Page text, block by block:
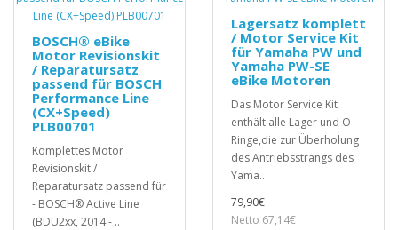
BOSCH® eBike
Motor Revisionskit
/ Reparatursatz
passend für BOSCH
Performance Line
(CX+Speed)
PLB00701
Komplettes Motor
Revisionskit /
Reparatursatz passend für
- BOSCH® Active Line
(BDU2xx, 2014 - ..
Lagersatz komplett
/ Motor Service Kit
für Yamaha PW und
Yamaha PW-SE
eBike Motoren
Das Motor Service Kit
enthält alle Lager und O-
Ringe,die zur Überholung
des Antriebsstrangs des
Yama..
79,90€
Netto 67,14€